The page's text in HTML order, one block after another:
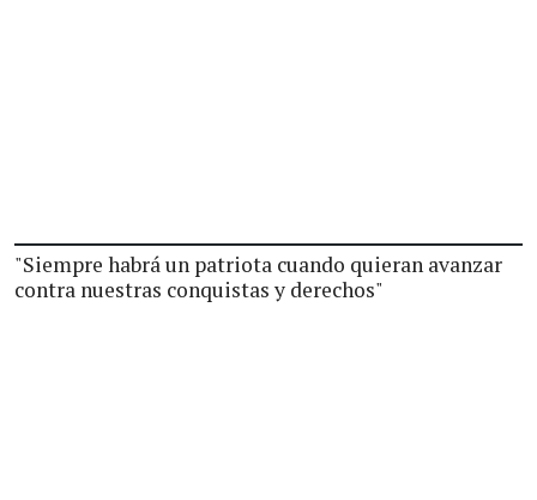
"Siempre habrá un patriota cuando quieran avanzar
contra nuestras conquistas y derechos"